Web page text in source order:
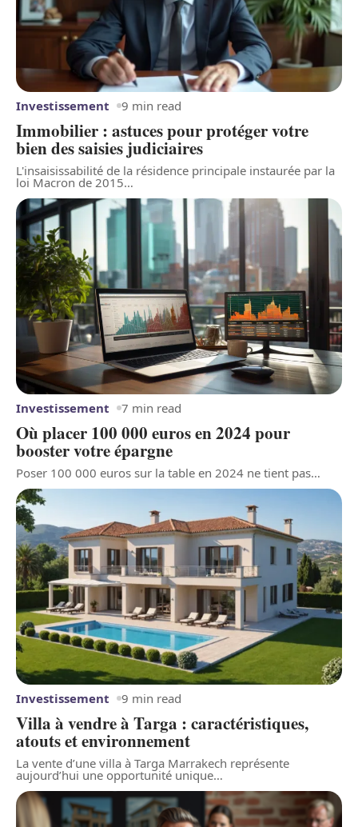
Immobilier : astuces pour protéger votre
bien des saisies judiciaires
L'insaisissabilité de la résidence principale instaurée par la
loi Macron de 2015…
Investissement 9 min read
Où placer 100 000 euros en 2024 pour
booster votre épargne
Poser 100 000 euros sur la table en 2024 ne tient pas…
Investissement 7 min read
Villa à vendre à Targa : caractéristiques,
atouts et environnement
La vente d’une villa à Targa Marrakech représente
aujourd’hui une opportunité unique…
Investissement 9 min read